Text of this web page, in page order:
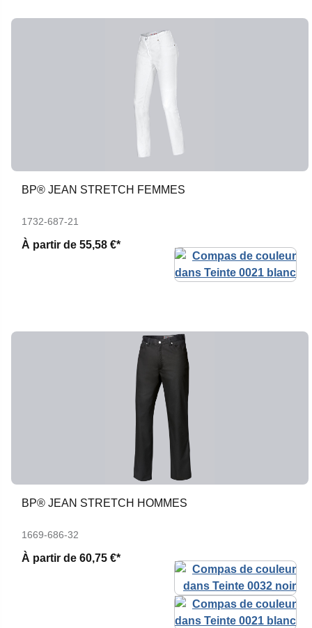
BP® JEAN STRETCH FEMMES
1732-687-21
À partir de 55,58 €*
BP® JEAN STRETCH HOMMES
1669-686-32
À partir de 60,75 €*